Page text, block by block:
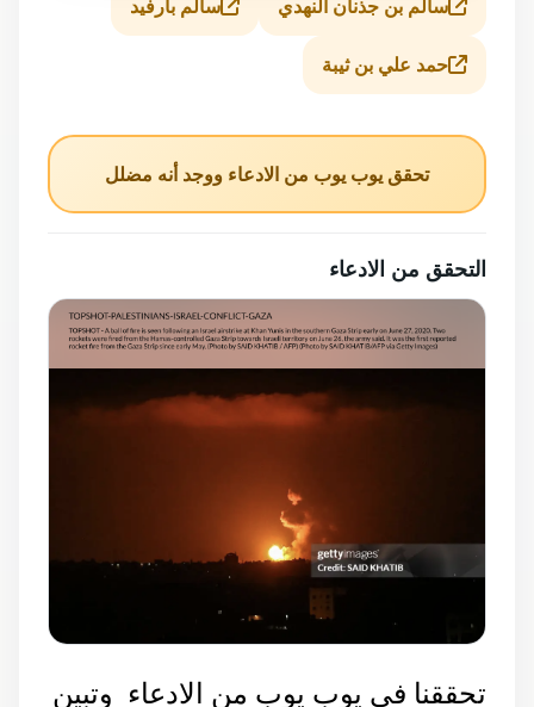
سالم بن جذنان النهدي سالم بارفيد
حمد علي بن ثيبة
تحقق يوب يوب من الادعاء ووجد أنه مضلل
التحقق من الادعاء
تحققنا في يوب يوب من الادعاء وتبين